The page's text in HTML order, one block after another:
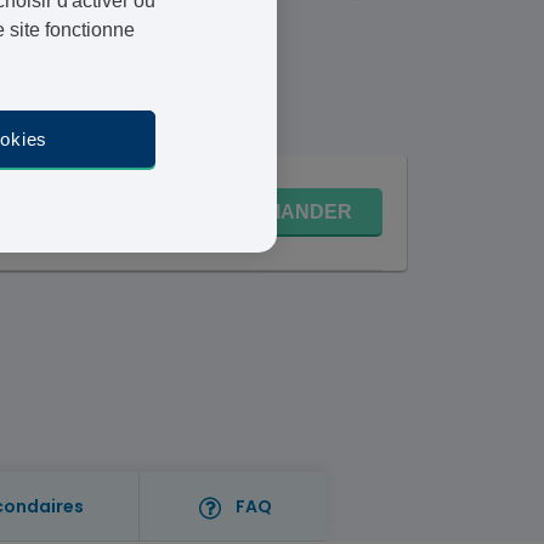
COMMANDER
FAQ
site fonctionne